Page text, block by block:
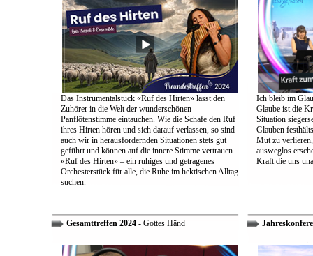
Das Instrumentalstück «Ruf des Hirten» lässt den
Zuhörer in die Welt der wunderschönen
Panflötenstimme eintauchen. Wie die Schafe den Ruf
ihres Hirten hören und sich darauf verlassen, so sind
auch wir in herausfordernden Situationen stets gut
geführt und können auf die innere Stimme vertrauen.
«Ruf des Hirten» – ein ruhiges und getragenes
Orchesterstück für alle, die Ruhe im hektischen Alltag
suchen.
Ich bleib im
Glaube ist die
Situation
Glauben
Mut zu
ausweglos
Kraft die uns
Gesamttreffen 2024- Gottes Händ